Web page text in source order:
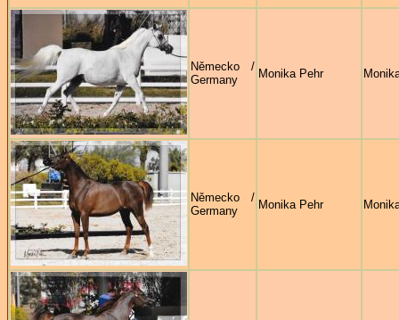
Německo /
Germany
Monika Pehr
Německo /
Germany
Monika Pehr